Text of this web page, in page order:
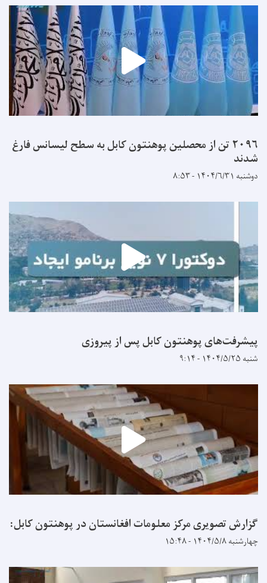
۲۰۹۶ تن از محصلین پوهنتون کابل به سطح لیسانس فارغ
شدند
دوشنبه ۱۴۰۴/۶/۳۱ - ۸:۵۳
پیشرفت‌های پوهنتون کابل پس از پیروزی
شنبه ۱۴۰۴/۵/۲۵ - ۹:۱۴
گزارش تصویری مرکز معلومات افغانستان در پوهنتون کابل:
چهارشنبه ۱۴۰۴/۵/۸ - ۱۵:۴۸